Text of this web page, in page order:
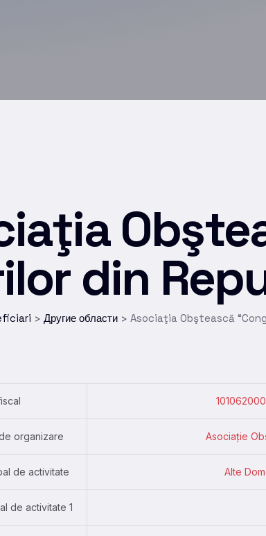
din
> Другие области > Asociaţia Obştească
organizare Asociație
de activitate Alte
de activitate 1